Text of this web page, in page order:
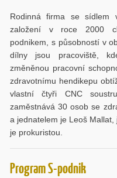
Rodinná firma se sídlem
založení v roce 2000
podnikem, s působností v
dílny jsou pracoviště,
změněnou pracovní
zdravotnímu hendikepu
vlastní čtyři CNC
zaměstnává 30 osob se
a jednatelem je Leoš
je prokuristou.
Program S-podnik